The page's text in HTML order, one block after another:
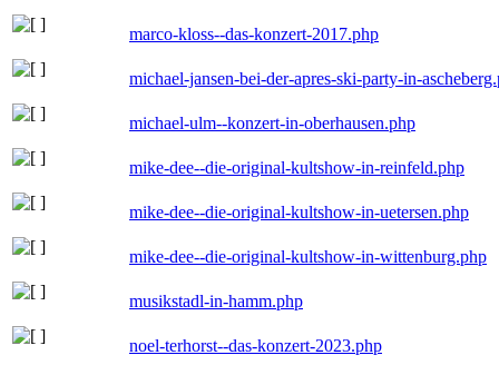
marco-kloss--das-konzert-2017.php
michael-jansen-bei-der-apres-ski-party-in-
michael-ulm--konzert-in-oberhausen.php
mike-dee--die-original-kultshow-in-reinfeld.php
mike-dee--die-original-kultshow-in-uetersen.php
mike-dee--die-original-kultshow-in-wittenburg.php
musikstadl-in-hamm.php
noel-terhorst--das-konzert-2023.php